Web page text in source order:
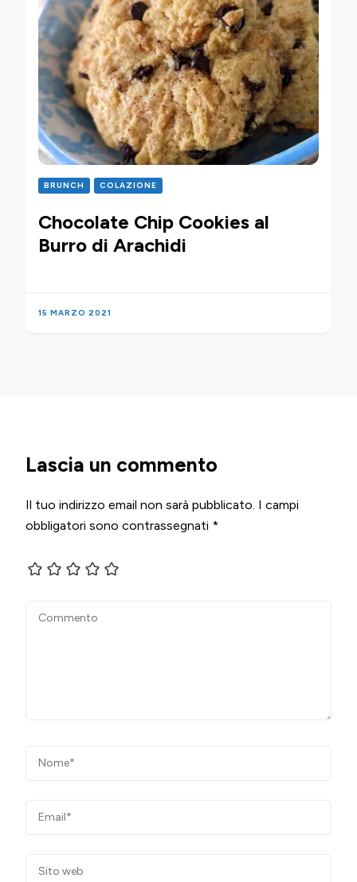
BRUNCH COLAZIONE
Chocolate Chip Cookies al
Burro di Arachidi
15 MARZO 2021
Lascia un commento
Il tuo indirizzo email non sarà pubblicato. I campi
obbligatori sono contrassegnati *